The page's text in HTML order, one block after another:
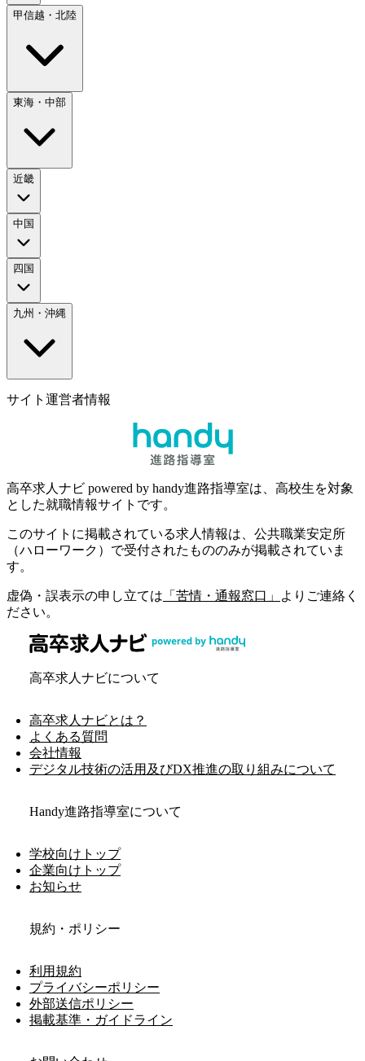
甲信越・北陸
東海・中部
近畿
中国
四国
九州・沖縄
サイト運営者情報
高卒求人ナビ powered by handy進路指導室は、高校生を対象
とした就職情報サイトです。
このサイトに掲載されている求人情報は、公共職業安定所
（ハローワーク）で受付されたもののみが掲載されていま
す。
虚偽・誤表示の申し立ては 「苦情・通報窓口」
よりご連絡く
ださい。
高卒求人ナビについて
高卒求人ナビとは？
よくある質問
会社情報
デジタル技術の活用及びDX推進の取り組みについて
Handy進路指導室について
学校向けトップ
企業向けトップ
お知らせ
規約・ポリシー
利用規約
プライバシーポリシー
外部送信ポリシー
掲載基準・ガイドライン